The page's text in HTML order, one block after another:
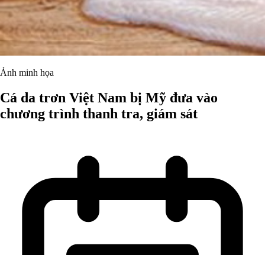
Ảnh minh họa
Cá da trơn Việt Nam bị Mỹ đưa vào
chương trình thanh tra, giám sát